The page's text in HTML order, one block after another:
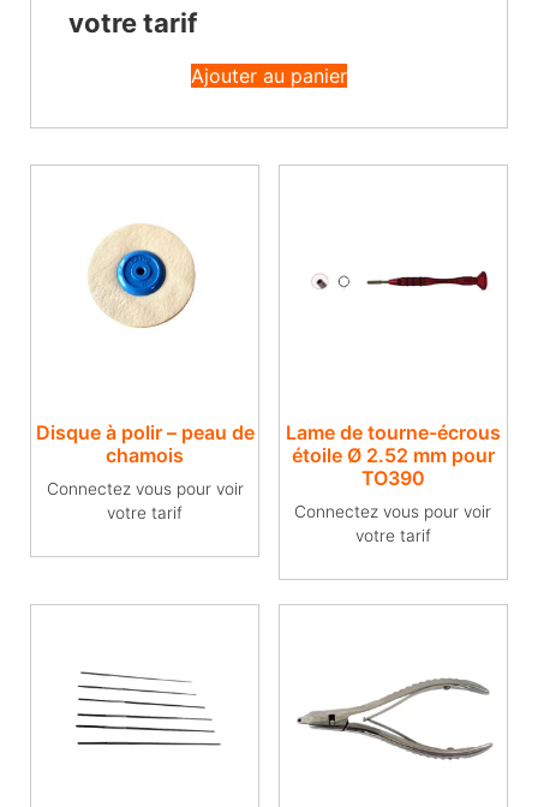
votre tarif
Ajouter au panier
Disque à polir – peau de
chamois
Connectez vous pour voir
votre tarif
Lame de tourne-écrous
étoile Ø 2.52 mm pour
TO390
Connectez vous pour voir
votre tarif